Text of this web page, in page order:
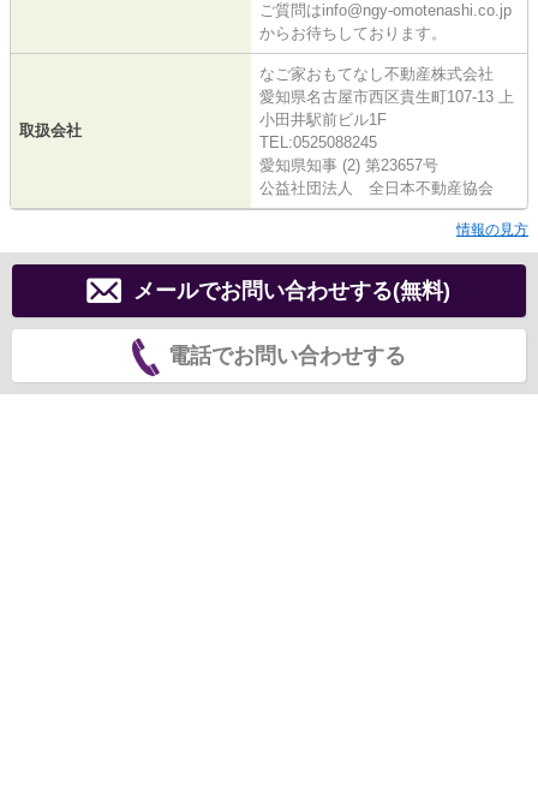
ご質問はinfo@ngy-omotenashi.co.jp
からお待ちしております。
取扱会社
なご家おもてなし不動産株式会社
愛知県名古屋市西区貴生町107-13 上
小田井駅前ビル1F
TEL:0525088245
愛知県知事 (2) 第23657号
公益社団法人 全日本不動産協会
情報の見方
メールでお問い合わせする(無料)
電話でお問い合わせする